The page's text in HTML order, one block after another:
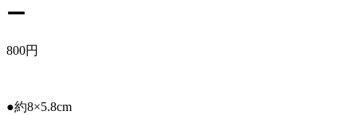
ー
800円
●約8×5.8cm